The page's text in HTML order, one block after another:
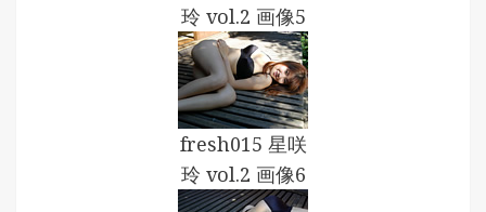
玲 vol.2 画像5
fresh015 星咲
玲 vol.2 画像6